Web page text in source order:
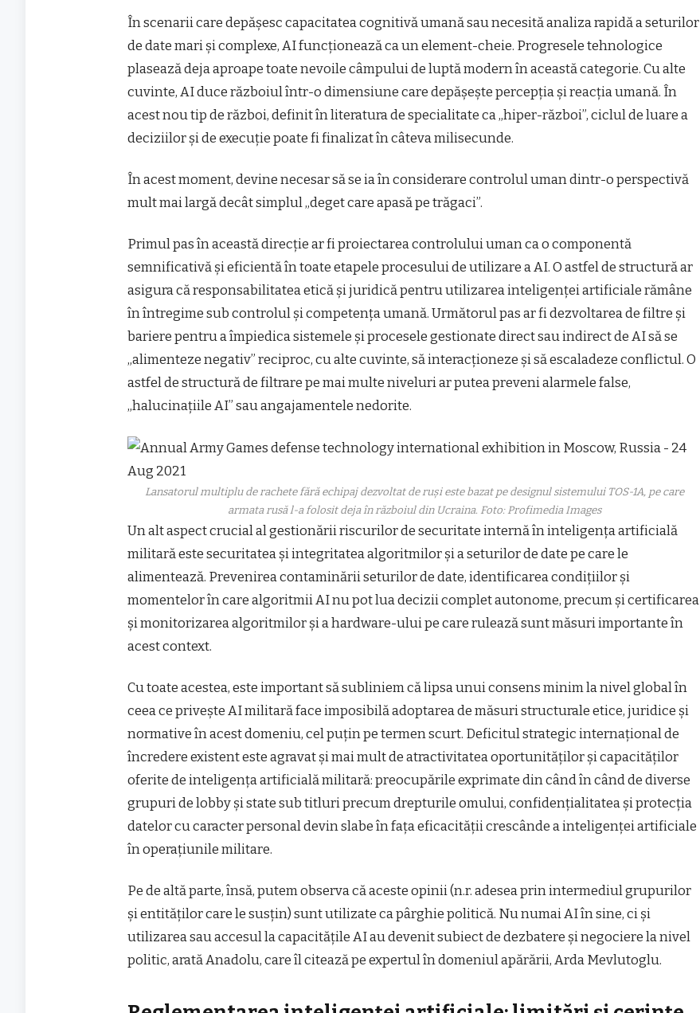
În scenarii care depășesc capacitatea cognitivă umană sau necesită analiza rapidă a seturilor
de date mari și complexe, AI funcționează ca un element-cheie. Progresele tehnologice
plasează deja aproape toate nevoile câmpului de luptă modern în această categorie. Cu alte
cuvinte, AI duce războiul într-o dimensiune care depășește percepția și reacția umană. În
acest nou tip de război, definit în literatura de specialitate ca „hiper-război”, ciclul de luare a
deciziilor și de execuție poate fi finalizat în câteva milisecunde.
În acest moment, devine necesar să se ia în considerare controlul uman dintr-o perspectivă
mult mai largă decât simplul „deget care apasă pe trăgaci”.
Primul pas în această direcție ar fi proiectarea controlului uman ca o componentă
semnificativă și eficientă în toate etapele procesului de utilizare a AI. O astfel de structură ar
asigura că responsabilitatea etică și juridică pentru utilizarea inteligenței artificiale rămâne
în întregime sub controlul și competența umană. Următorul pas ar fi dezvoltarea de filtre și
bariere pentru a împiedica sistemele și procesele gestionate direct sau indirect de AI să se
„alimenteze negativ” reciproc, cu alte cuvinte, să interacționeze și să escaladeze conflictul. O
astfel de structură de filtrare pe mai multe niveluri ar putea preveni alarmele false,
„halucinațiile AI” sau angajamentele nedorite.
Lansatorul multiplu de rachete fără echipaj dezvoltat de ruși este bazat pe designul sistemului TOS-1A, pe care
armata rusă l-a folosit deja în războiul din Ucraina. Foto: Profimedia Images
Un alt aspect crucial al gestionării riscurilor de securitate internă în inteligența artificială
militară este securitatea și integritatea algoritmilor și a seturilor de date pe care le
alimentează. Prevenirea contaminării seturilor de date, identificarea condițiilor și
momentelor în care algoritmii AI nu pot lua decizii complet autonome, precum și certificarea
și monitorizarea algoritmilor și a hardware-ului pe care rulează sunt măsuri importante în
acest context.
Cu toate acestea, este important să subliniem că lipsa unui consens minim la nivel global în
ceea ce privește AI militară face imposibilă adoptarea de măsuri structurale etice, juridice și
normative în acest domeniu, cel puțin pe termen scurt. Deficitul strategic internațional de
încredere existent este agravat și mai mult de atractivitatea oportunităților și capacităților
oferite de inteligența artificială militară: preocupările exprimate din când în când de diverse
grupuri de lobby și state sub titluri precum drepturile omului, confidențialitatea și protecția
datelor cu caracter personal devin slabe în fața eficacității crescânde a inteligenței artificiale
în operațiunile militare.
Pe de altă parte, însă, putem observa că aceste opinii (n.r. adesea prin intermediul grupurilor
și entităților care le susțin) sunt utilizate ca pârghie politică. Nu numai AI în sine, ci și
utilizarea sau accesul la capacitățile AI au devenit subiect de dezbatere și negociere la nivel
politic, arată Anadolu, care îl citează pe expertul în domeniul apărării, Arda Mevlutoglu.